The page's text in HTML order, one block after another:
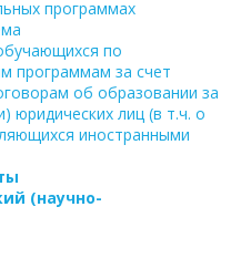
программах
по
программам за счет
об образовании за
юридических лиц (в т.ч. о
иностранными
(научно-